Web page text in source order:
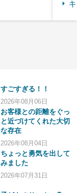
すごすぎる！！
2026年08月06日
お客様との距離をぐっ
と近づけてくれた大切
な存在
2026年08月04日
ちょっと勇気を出して
みました
2026年07月31日